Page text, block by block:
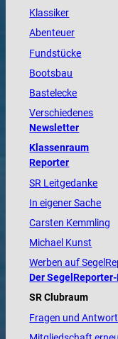
Klassiker
Abenteuer
Fundstücke
Bootsbau
Bastelecke
Verschiedenes
Newsletter
Klassenraum
Reporter
SR Leitgedanke
In eigener Sache
Carsten Kemmling
Michael Kunst
Werben auf
Der
SR Clubraum
Fragen und